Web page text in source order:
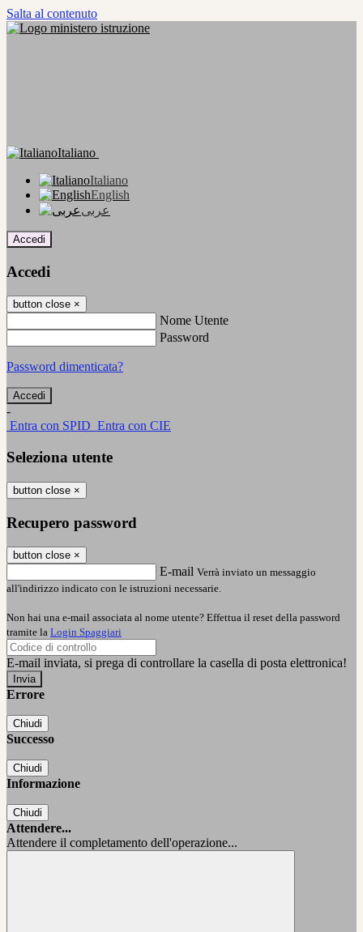
Salta al contenuto
Italiano
Italiano
English
عربى
Accedi
Accedi
button close ×
Nome Utente
Password
Password dimenticata?
-
Entra con SPID Entra con CIE
Seleziona utente
button close ×
Recupero password
button close ×
E-mail Verrà inviato un messaggio
all'indirizzo indicato con le istruzioni necessarie.
Non hai una e-mail associata al nome utente? Effettua il reset della password
tramite la Login Spaggiari
E-mail inviata, si prega di controllare la casella di posta elettronica!
Errore
Chiudi
Successo
Chiudi
Informazione
Chiudi
Attendere...
Attendere il completamento dell'operazione...